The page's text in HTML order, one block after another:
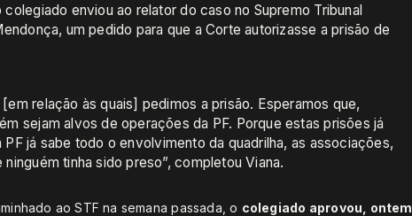
colegiado enviou ao relator do caso no Supremo Tribunal
um pedido para que a Corte autorizasse a prisão de
relação às quais] pedimos a prisão. Esperamos que,
sejam alvos de operações da PF. Porque estas prisões já
já sabe todo o envolvimento da quadrilha, as associações,
tinha sido preso”, completou Viana.
ao STF na semana passada, o colegiado aprovou, ontem